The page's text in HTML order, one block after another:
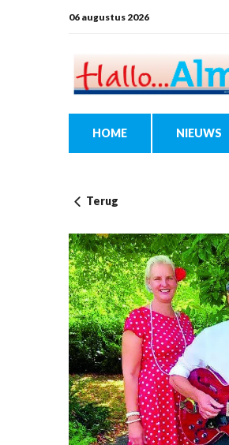
06 augustus 2026
HOME NIEUWS
Terug